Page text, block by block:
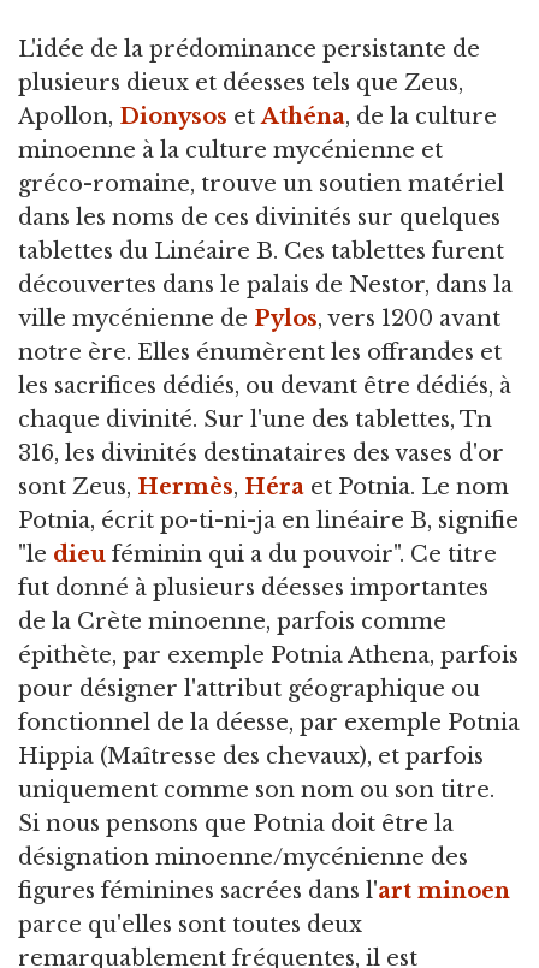
L'idée de la prédominance persistante de
plusieurs dieux et déesses tels que Zeus,
Apollon, Dionysos etAthéna, de la culture
minoenne à la culture mycénienne et
gréco-romaine, trouve un soutien matériel
dans les noms de ces divinités sur quelques
tablettes du Linéaire B. Ces tablettes furent
découvertes dans le palais de Nestor, dans la
ville mycénienne de Pylos, vers 1200 avant
notre ère. Elles énumèrent les offrandes et
les sacrifices dédiés, ou devant être dédiés, à
chaque divinité. Sur l'une des tablettes, Tn
316, les divinités destinataires des vases d'or
sont Zeus, Hermès, Héra et Potnia. Le nom
Potnia, écrit po-ti-ni-ja en linéaire B, signifie
"le dieu féminin qui a du pouvoir". Ce titre
fut donné à plusieurs déesses importantes
de la Crète minoenne, parfois comme
épithète, par exemple Potnia Athena, parfois
pour désigner l'attribut géographique ou
fonctionnel de la déesse, par exemple Potnia
Hippia (Maîtresse des chevaux), et parfois
uniquement comme son nom ou son titre.
Si nous pensons que Potnia doit être la
désignation minoenne/mycénienne des
figures féminines sacrées dans l'art minoen
parce qu'elles sont toutes deux
remarquablement fréquentes, il est